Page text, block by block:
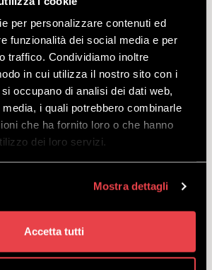
per personalizzare contenuti ed
funzionalità dei social media e per
traffico. Condividiamo inoltre
in cui utilizza il nostro sito con i
occupano di analisi dei dati web,
i quali potrebbero combinarle
che ha fornito loro o che hanno
dei loro servizi.
Mostra dettagli
Accetta tutti
All Inclusive ist die Zeit von 08:30 bis
Mottolino - Karte
Ab 1. Januar 2022 ist der Abschluss einer
den Zugang zu den Skipisten obligatorisch.
haben, können Sie die Police direkt
Nichterscheinen des Kunden (keine
nicht verpflichtet, die Dienstleistung zu
und/oder Uhrzeit zu erbringen. Der
die Erbringung der Dienstleistung im Falle
die Erbringung der Dienstleistung an dem